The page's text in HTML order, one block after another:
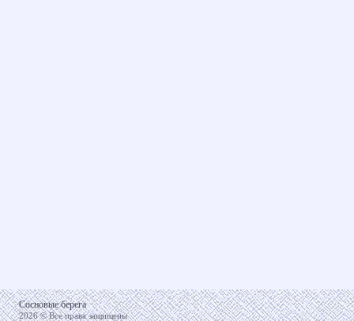
Сосновые берега
2026 © Все права защищены